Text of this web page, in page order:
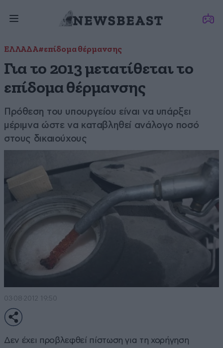
ΕΛΛΑΔΑ#επίδομα θέρμανσης
Για το 2013 μετατίθεται το
επίδομα θέρμανσης
Πρόθεση του υπουργείου είναι να υπάρξει
μέριμνα ώστε να καταβληθεί ανάλογο ποσό
στους δικαιούχους
03·08·2012 19:50
Δεν έχει προβλεφθεί πίστωση για τη χορήγηση